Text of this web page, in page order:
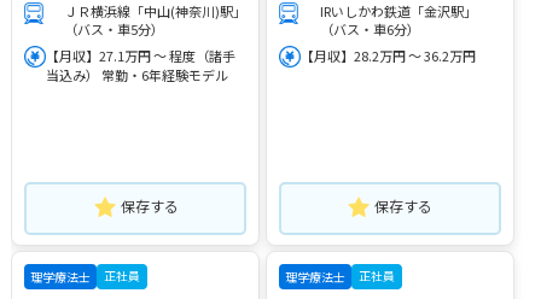
ＪＲ横浜線「中山(神奈川)駅」
（バス・車5分）
【月収】27.1万円 ～ 程度（諸手
当込み） 常勤・6年経験モデル
保存する
IRいしかわ鉄道「金沢駅」
（バス・車6分）
【月収】28.2万円 ～ 36.2万円
保存する
理学療法士 正社員 理学療法士 正社員